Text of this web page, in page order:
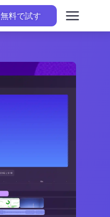
無料で試す